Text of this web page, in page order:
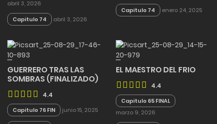
abril 3, 2026
Capitulo 74 abril 3, 2026
Capitulo 74 enero 24, 2025
GUERRERO TRAS LAS
SOMBRAS (FINALIZADO)
4.4
Capitulo 76 FIN junio 15, 2025
EL MAESTRO DEL FRIO
4.4
Capitulo 65 FINAL
marzo 9, 2026